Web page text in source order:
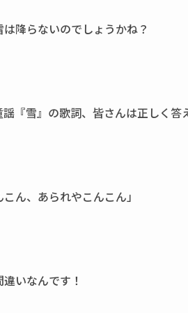
降らないのでしょうかね？
謡『雪』の歌詞、皆さんは正しく答
こん、あられやこんこん」
いなんです！